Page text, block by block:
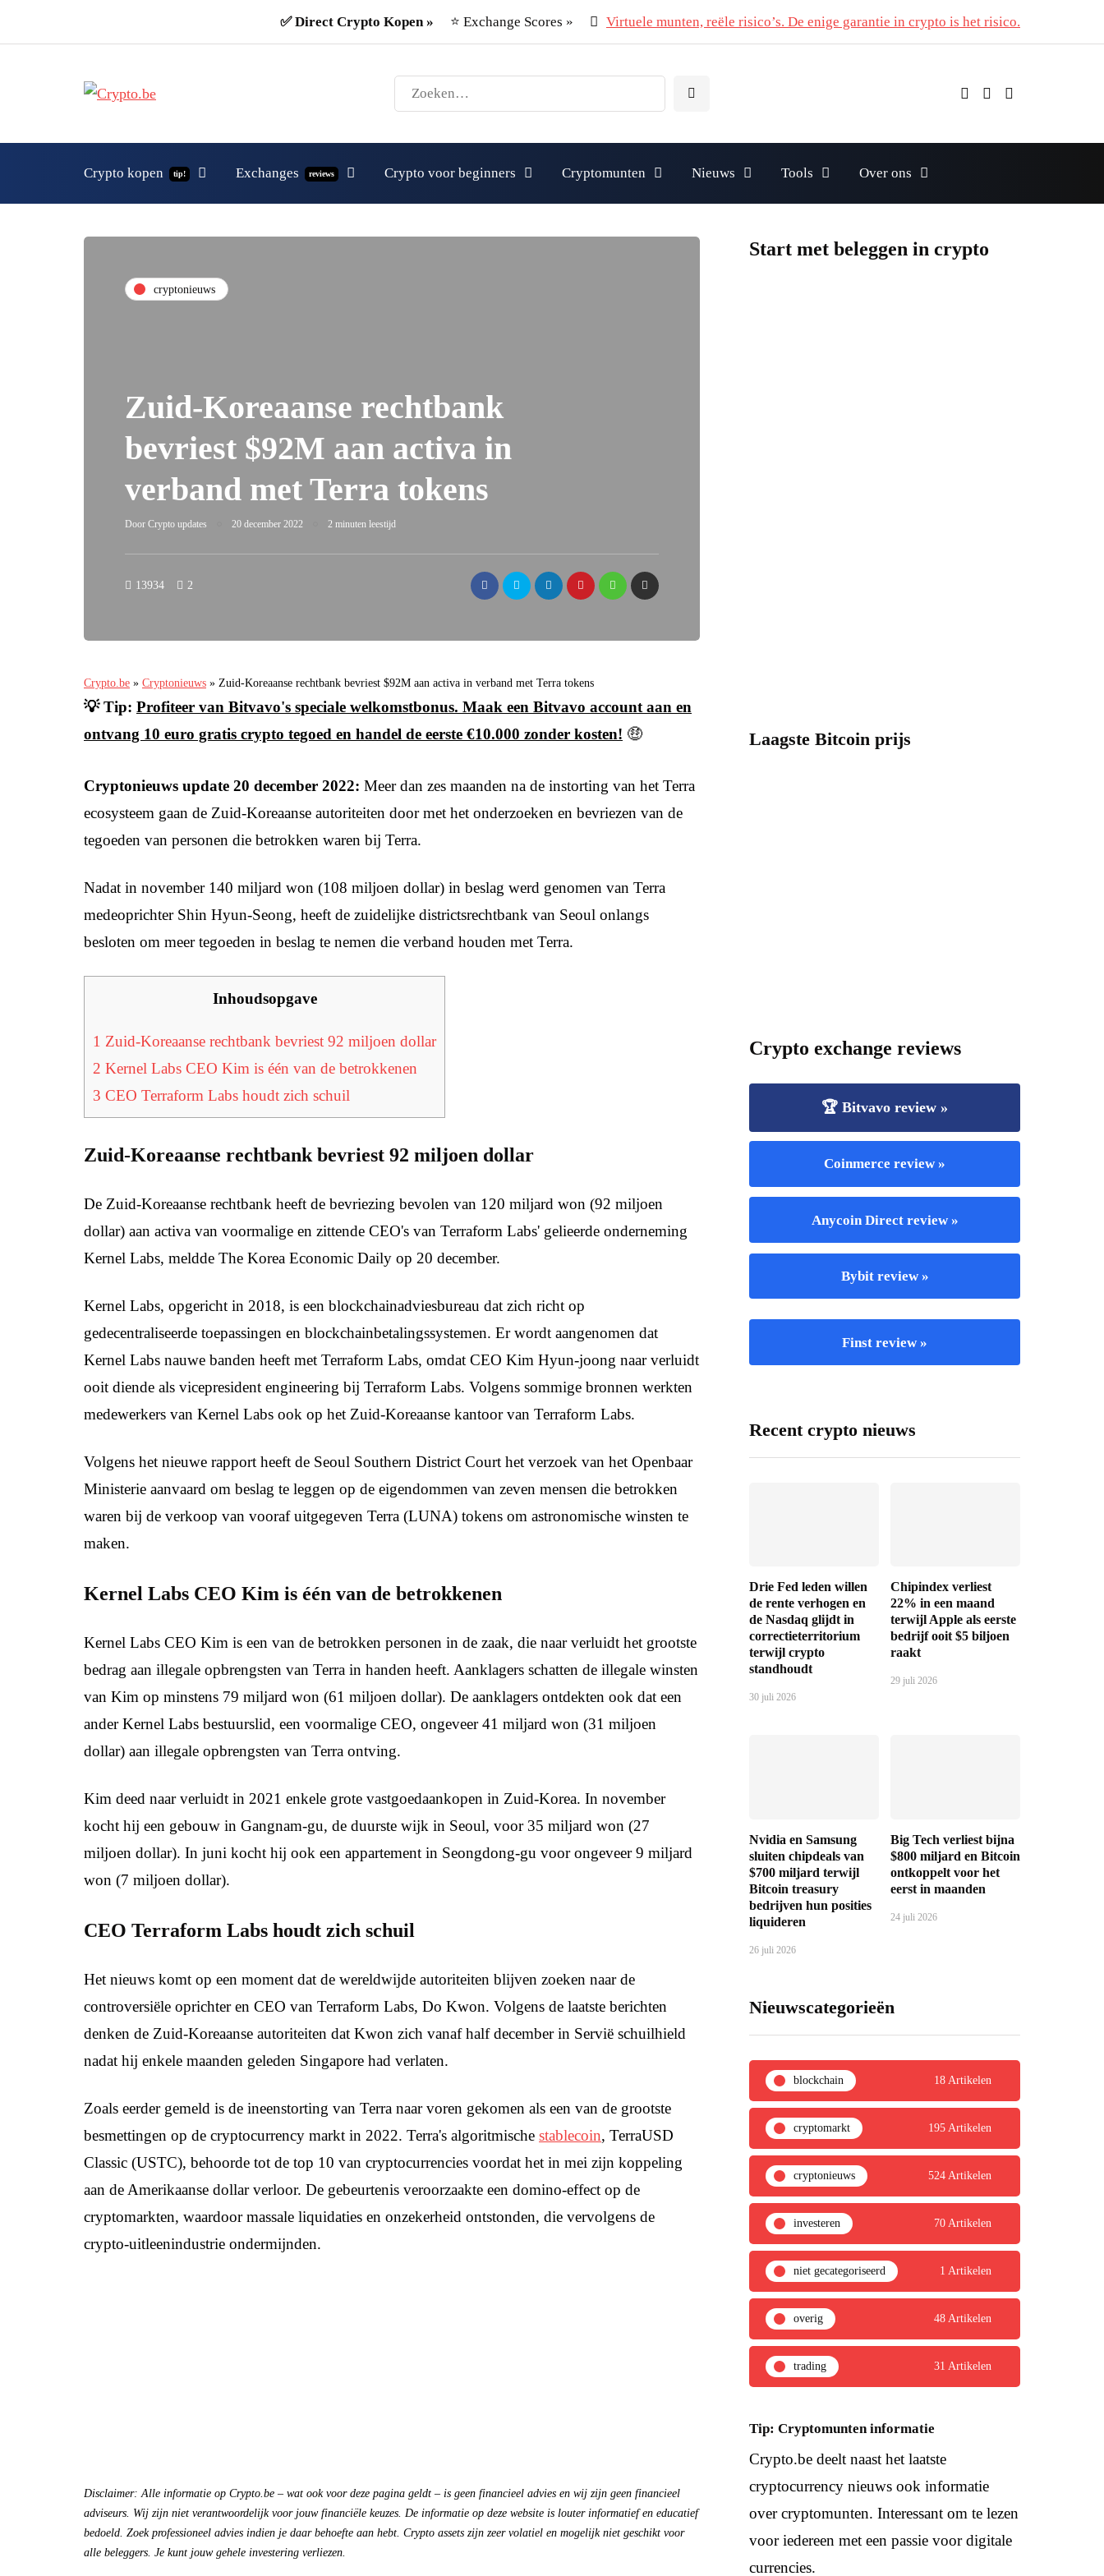
⭐ Exchange Scores »
✅ Direct Crypto Kopen » Virtuele munten, reële risico’s. De enige garantie in crypto is het risico.
Crypto kopen tip! Exchanges reviews Crypto voor beginners Cryptomunten Nieuws Tools Over ons
cryptonieuws
Zuid-Koreaanse rechtbank
bevriest $92M aan activa in
verband met Terra tokens
Door Crypto updates 20 december 2022 2 minuten leestijd
13934 2
Crypto.be » Cryptonieuws » Zuid-Koreaanse rechtbank bevriest $92M aan activa in verband met Terra tokens
💡 Tip: Profiteer van Bitvavo's speciale welkomstbonus. Maak een Bitvavo account aan en
ontvang 10 euro gratis crypto tegoed en handel de eerste €10.000 zonder kosten! 🤑
Cryptonieuws update 20 december 2022: Meer dan zes maanden na de instorting van het Terra
ecosysteem gaan de Zuid-Koreaanse autoriteiten door met het onderzoeken en bevriezen van de
tegoeden van personen die betrokken waren bij Terra.
Nadat in november 140 miljard won (108 miljoen dollar) in beslag werd genomen van Terra
medeoprichter Shin Hyun-Seong, heeft de zuidelijke districtsrechtbank van Seoul onlangs
besloten om meer tegoeden in beslag te nemen die verband houden met Terra.
Inhoudsopgave
1 Zuid-Koreaanse rechtbank bevriest 92 miljoen dollar
2 Kernel Labs CEO Kim is één van de betrokkenen
3 CEO Terraform Labs houdt zich schuil
Zuid-Koreaanse rechtbank bevriest 92 miljoen dollar
De Zuid-Koreaanse rechtbank heeft de bevriezing bevolen van 120 miljard won (92 miljoen
dollar) aan activa van voormalige en zittende CEO's van Terraform Labs' gelieerde onderneming
Kernel Labs, meldde The Korea Economic Daily op 20 december.
Kernel Labs, opgericht in 2018, is een blockchainadviesbureau dat zich richt op
gedecentraliseerde toepassingen en blockchainbetalingssystemen. Er wordt aangenomen dat
Kernel Labs nauwe banden heeft met Terraform Labs, omdat CEO Kim Hyun-joong naar verluidt
ooit diende als vicepresident engineering bij Terraform Labs. Volgens sommige bronnen werkten
medewerkers van Kernel Labs ook op het Zuid-Koreaanse kantoor van Terraform Labs.
Volgens het nieuwe rapport heeft de Seoul Southern District Court het verzoek van het Openbaar
Ministerie aanvaard om beslag te leggen op de eigendommen van zeven mensen die betrokken
waren bij de verkoop van vooraf uitgegeven Terra (LUNA) tokens om astronomische winsten te
maken.
Kernel Labs CEO Kim is één van de betrokkenen
Kernel Labs CEO Kim is een van de betrokken personen in de zaak, die naar verluidt het grootste
bedrag aan illegale opbrengsten van Terra in handen heeft. Aanklagers schatten de illegale winsten
van Kim op minstens 79 miljard won (61 miljoen dollar). De aanklagers ontdekten ook dat een
ander Kernel Labs bestuurslid, een voormalige CEO, ongeveer 41 miljard won (31 miljoen
dollar) aan illegale opbrengsten van Terra ontving.
Kim deed naar verluidt in 2021 enkele grote vastgoedaankopen in Zuid-Korea. In november
kocht hij een gebouw in Gangnam-gu, de duurste wijk in Seoul, voor 35 miljard won (27
miljoen dollar). In juni kocht hij ook een appartement in Seongdong-gu voor ongeveer 9 miljard
won (7 miljoen dollar).
CEO Terraform Labs houdt zich schuil
Het nieuws komt op een moment dat de wereldwijde autoriteiten blijven zoeken naar de
controversiële oprichter en CEO van Terraform Labs, Do Kwon. Volgens de laatste berichten
denken de Zuid-Koreaanse autoriteiten dat Kwon zich vanaf half december in Servië schuilhield
nadat hij enkele maanden geleden Singapore had verlaten.
Zoals eerder gemeld is de ineenstorting van Terra naar voren gekomen als een van de grootste
besmettingen op de cryptocurrency markt in 2022. Terra's algoritmische stablecoin, TerraUSD
Classic (USTC), behoorde tot de top 10 van cryptocurrencies voordat het in mei zijn koppeling
aan de Amerikaanse dollar verloor. De gebeurtenis veroorzaakte een domino-effect op de
cryptomarkten, waardoor massale liquidaties en onzekerheid ontstonden, die vervolgens de
crypto-uitleenindustrie ondermijnden.
Disclaimer: Alle informatie op Crypto.be – wat ook voor deze pagina geldt – is geen financieel advies en wij zijn geen financieel
adviseurs. Wij zijn niet verantwoordelijk voor jouw financiële keuzes. De informatie op deze website is louter informatief en educatief
bedoeld. Zoek professioneel advies indien je daar behoefte aan hebt. Crypto assets zijn zeer volatiel en mogelijk niet geschikt voor
alle beleggers. Je kunt jouw gehele investering verliezen.
Start met beleggen in crypto
Laagste Bitcoin prijs
Crypto exchange reviews
🏆 Bitvavo review »
Coinmerce review »
Anycoin Direct review »
Bybit review »
Finst review »
Recent crypto nieuws
Drie Fed leden willen
de rente verhogen en
de Nasdaq glijdt in
correctieterritorium
terwijl crypto
standhoudt
30 juli 2026
Chipindex verliest
22% in een maand
terwijl Apple als eerste
bedrijf ooit $5 biljoen
raakt
29 juli 2026
Nvidia en Samsung
sluiten chipdeals van
$700 miljard terwijl
Bitcoin treasury
bedrijven hun posities
liquideren
26 juli 2026
Big Tech verliest bijna
$800 miljard en Bitcoin
ontkoppelt voor het
eerst in maanden
24 juli 2026
Nieuwscategorieën
blockchain 18 Artikelen
cryptomarkt 195 Artikelen
cryptonieuws 524 Artikelen
investeren 70 Artikelen
niet gecategoriseerd 1 Artikelen
overig 48 Artikelen
trading 31 Artikelen
Tip: Cryptomunten informatie
Crypto.be deelt naast het laatste
cryptocurrency nieuws ook informatie
over cryptomunten. Interessant om te lezen
voor iedereen met een passie voor digitale
currencies.